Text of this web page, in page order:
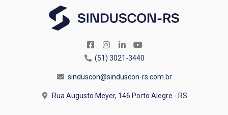
(51) 3021-3440
sinduscon@sinduscon-rs.com.br
Rua Augusto Meyer, 146 Porto Alegre - RS